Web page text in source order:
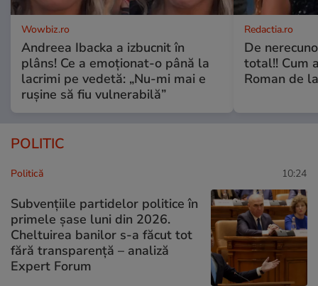
Wowbiz.ro
Andreea Ibacka a izbucnit în
plâns! Ce a emoționat-o până la
lacrimi pe vedetă: „Nu-mi mai e
rușine să fiu vulnerabilă”
Redactia.ro
De
total!! Cum
Roman de
POLITIC
Politică 10:24
Subvențiile partidelor politice în
primele șase luni din 2026.
Cheltuirea banilor s-a făcut tot
fără transparență – analiză
Expert Forum